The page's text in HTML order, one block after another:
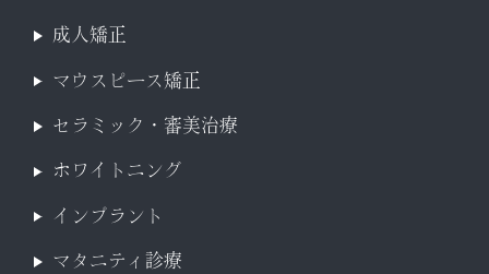
成人矯正
マウスピース矯正
セラミック・審美治療
ホワイトニング
インプラント
マタニティ診療